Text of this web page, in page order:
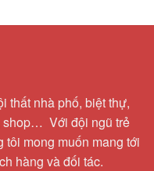
thất nhà phố, biệt thự,
shop… Với đội ngũ trẻ
mong muốn mang tới
hàng và đối tác.